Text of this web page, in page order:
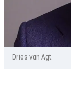
Dries van Agt.